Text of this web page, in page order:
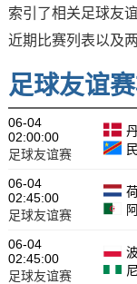
索引了相关足球友
近期比赛列表以及
足球友谊
06-04
02:00:00
足球友谊赛
06-04
02:45:00
足球友谊赛
06-04
02:45:00
足球友谊赛